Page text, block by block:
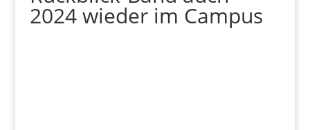
2024 wieder im Campus